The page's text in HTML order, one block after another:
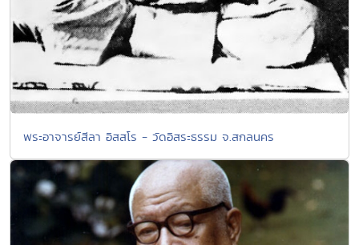
พระอาจารย์สีลา อิสสโร - วัดอิสระธรรม จ.สกลนคร